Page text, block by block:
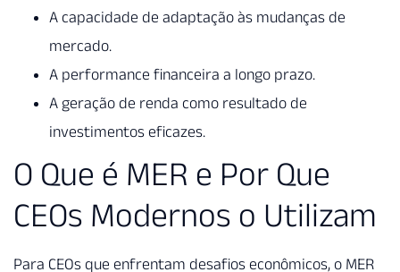
A capacidade de adaptação às mudanças de
mercado.
A performance financeira a longo prazo.
A geração de renda como resultado de
investimentos eficazes.
O Que é MER e Por Que
CEOs Modernos o Utilizam
Para CEOs que enfrentam desafios econômicos, o MER